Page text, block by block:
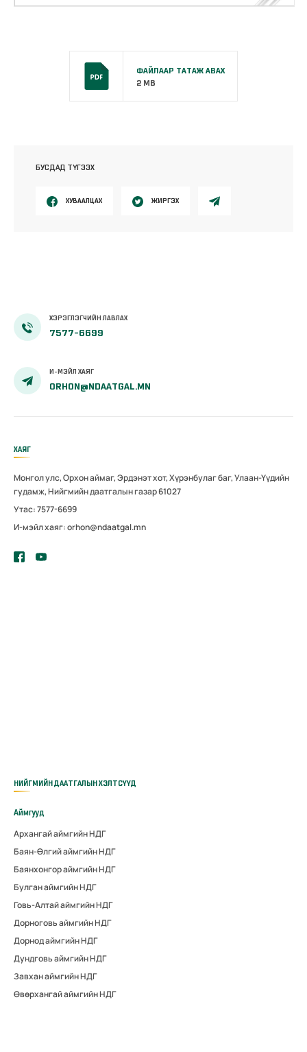
ФАЙЛААР ТАТАЖ АВАХ
2 MB
БУСДАД ТҮГЭЭХ
ХУВААЛЦАХ ЖИРГЭХ
ХЭРЭГЛЭГЧИЙН ЛАВЛАХ
7577-6699
И-МЭЙЛ ХАЯГ
ORHON@NDAATGAL.MN
ХАЯГ
Монгол улс, Орхон аймаг, Эрдэнэт хот, Хүрэнбулаг баг, Улаан-Үүдийн
гудамж, Нийгмийн даатгалын газар 61027
Утас: 7577-6699
И-мэйл хаяг: orhon@ndaatgal.mn
НИЙГМИЙН ДААТГАЛЫН ХЭЛТСҮҮД
Аймгууд
Архангай аймгийн НДГ
Баян-Өлгий аймгийн НДГ
Баянхонгор аймгийн НДГ
Булган аймгийн НДГ
Говь-Алтай аймгийн НДГ
Дорноговь аймгийн НДГ
Дорнод аймгийн НДГ
Дундговь аймгийн НДГ
Завхан аймгийн НДГ
Өвөрхангай аймгийн НДГ